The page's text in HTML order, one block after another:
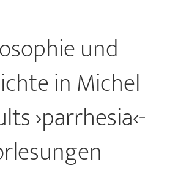
und
in Michel
›parrhesia‹-